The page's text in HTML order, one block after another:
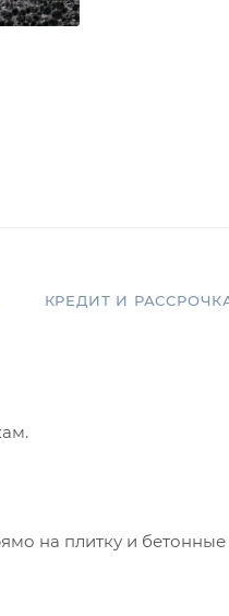
КРЕДИТ И
на плитку и